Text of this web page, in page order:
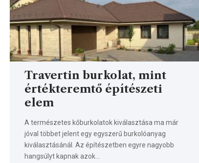
Travertin burkolat, mint
értékteremtő építészeti
elem
A természetes kőburkolatok kiválasztása ma már
jóval többet jelent egy egyszerű burkolóanyag
kiválasztásánál. Az építészetben egyre nagyobb
hangsúlyt kapnak azok…